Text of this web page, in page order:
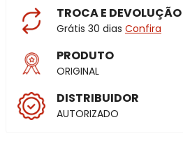
TROCA E DEVOLUÇÃO
Grátis 30 dias Confira
PRODUTO
ORIGINAL
DISTRIBUIDOR
AUTORIZADO